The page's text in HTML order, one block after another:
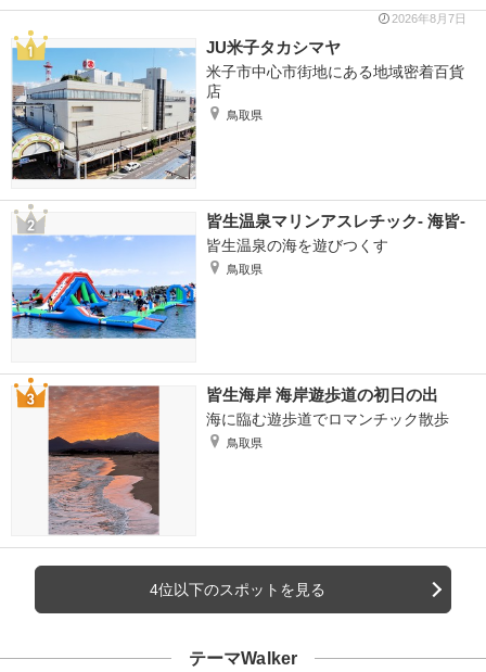
2026年8月7日
JU米子タカシマヤ
米子市中心市街地にある地域密着百貨
店
鳥取県
皆生温泉マリンアスレチック- 海皆-
皆生温泉の海を遊びつくす
鳥取県
皆生海岸 海岸遊歩道の初日の出
海に臨む遊歩道でロマンチック散歩
鳥取県
4位以下のスポットを見る
テーマWalker